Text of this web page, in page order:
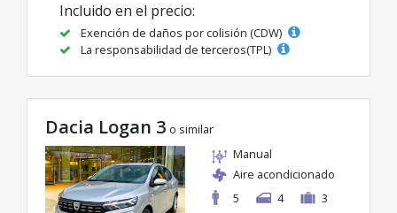
Incluido en el precio:
Exención de daños por colisión (CDW)
La responsabilidad de terceros(TPL)
Dacia Logan 3 o similar
Manual
Aire acondicionado
5
4 3